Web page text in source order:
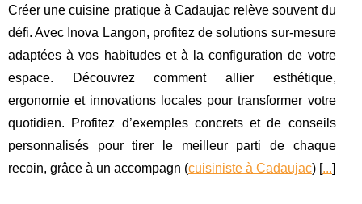
Créer une cuisine pratique à Cadaujac relève souvent du
défi. Avec Inova Langon, profitez de solutions sur-mesure
adaptées à vos habitudes et à la configuration de votre
espace. Découvrez comment allier esthétique,
ergonomie et innovations locales pour transformer votre
quotidien. Profitez d’exemples concrets et de conseils
personnalisés pour tirer le meilleur parti de chaque
recoin, grâce à un accompagn (cuisiniste à Cadaujac) [...]